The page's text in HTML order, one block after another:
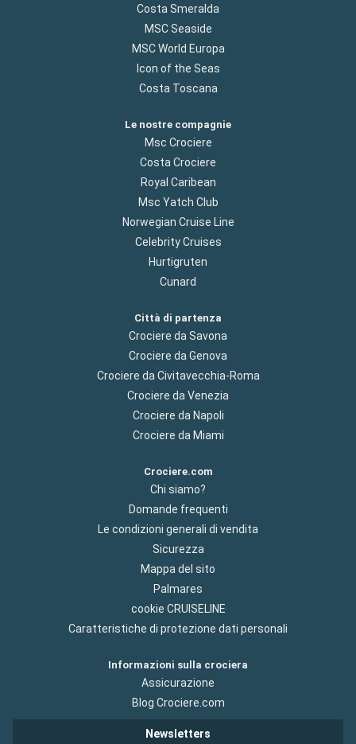
Costa Smeralda
MSC Seaside
MSC World Europa
Icon of the Seas
Costa Toscana
Le nostre compagnie
Msc Crociere
Costa Crociere
Royal Caribean
Msc Yatch Club
Norwegian Cruise Line
Celebrity Cruises
Hurtigruten
Cunard
Città di partenza
Crociere da Savona
Crociere da Genova
Crociere da Civitavecchia-Roma
Crociere da Venezia
Crociere da Napoli
Crociere da Miami
Crociere.com
Chi siamo?
Domande frequenti
Le condizioni generali di vendita
Sicurezza
Mappa del sito
Palmares
cookie CRUISELINE
Caratteristiche di protezione dati personali
Informazioni sulla crociera
Assicurazione
Blog Crociere.com
Newsletters